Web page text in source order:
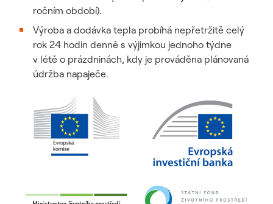
ročním období).
Výroba a dodávka tepla probíhá nepřetržitě celý
rok 24 hodin denně s výjimkou jednoho týdne
v létě o prázdninách, kdy je prováděna plánovaná
údržba napaječe.